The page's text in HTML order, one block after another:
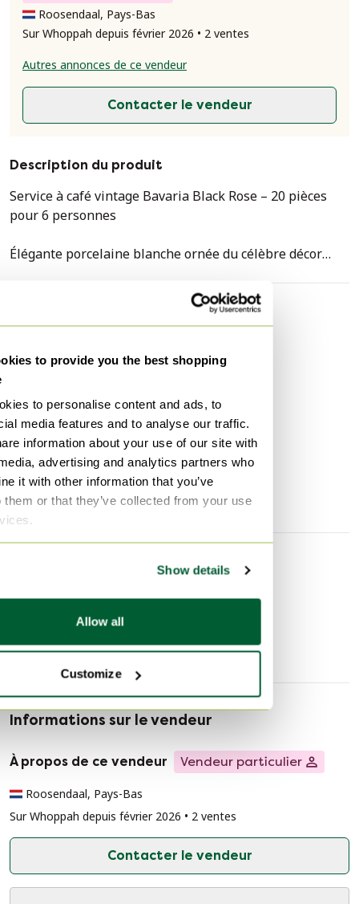
to provide you the best shopping
to personalise content and ads, to
media features and to analyse our traffic.
information about your use of our site with
advertising and analytics partners who
it with other information that you’ve
them or that they’ve collected from your use
Show details
Allow all
Customize
Roosendaal, Pays-Bas
Sur Whoppah depuis février 2026 • 2 ventes
Autres annonces de ce vendeur
Contacter le vendeur
Description du produit
Service à café vintage Bavaria Black Rose – 20 pièces
pour 6 personnes
Élégante porcelaine blanche ornée du célèbre décor
complet au style intemporel qui s'intègre parfaitement
aux intérieurs classiques et vintage.
- une cafetière
- une théière
- un sucrier
- un pot à lait avec soucoupe
- 3 plats de service
En excellent état vintage, sans fissures ni dommages
apparents.
Un service Bavaria complet et élégant, idéal au
quotidien, pour agrémenter une table basse ou comme
objet de collection.
— Pièce vintage sélectionnée avec soin.
Couleurs
Noir, Gris, Argent, Blanc
Quantité
20
Hauteur
24 cm
Largeur
30 cm
Profondeur
25 cm
Découvrir plus
Informations sur le vendeur
À propos de ce vendeur Vendeur particulier
Roosendaal, Pays-Bas
Sur Whoppah depuis février 2026 • 2 ventes
Contacter le vendeur